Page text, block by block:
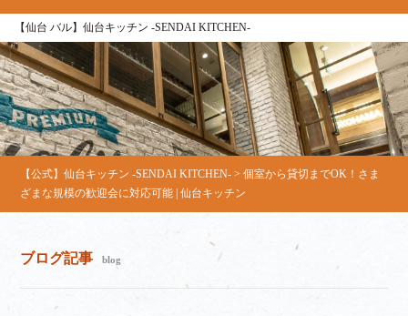
【仙台 バル】仙台キッチン ‐SENDAI KITCHEN‐
【公式】仙台キッチン -SENDAI KITCHEN- >個室から貸切までOK！さま
ざまな規模の歓迎会に対応可能 | 仙台キッチン
ブログ記事 blog